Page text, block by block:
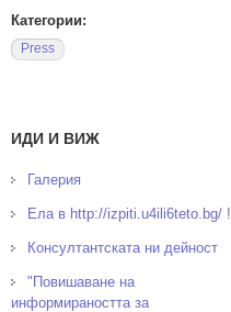
Категории:
Press
ИДИ И ВИЖ
Галерия
Ела в http://izpiti.u4ili6teto.bg/ !
Консултантската ни дейност
"Повишаване на
информираността за